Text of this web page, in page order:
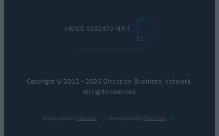
ΜΕΛΟΣ #232470 Μ.Η.Τ.
Copyright © 2012 - 2026 Direction Business Network.
All rights reserved.
Designed by nikolas Developed by Nuevvo